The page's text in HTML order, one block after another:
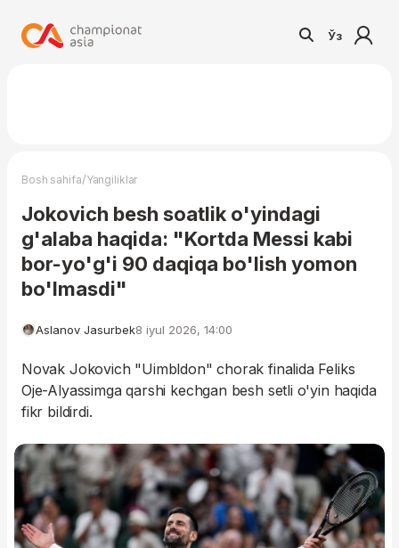
Ўз
Bosh sahifa/Yangiliklar
Jokovich besh soatlik o'yindagi
g'alaba haqida: "Kortda Messi kabi
bor-yo'g'i 90 daqiqa bo'lish yomon
bo'lmasdi"
Aslanov Jasurbek8 iyul 2026, 14:00
Novak Jokovich "Uimbldon" chorak finalida Feliks
Oje-Alyassimga qarshi kechgan besh setli o'yin haqida
fikr bildirdi.